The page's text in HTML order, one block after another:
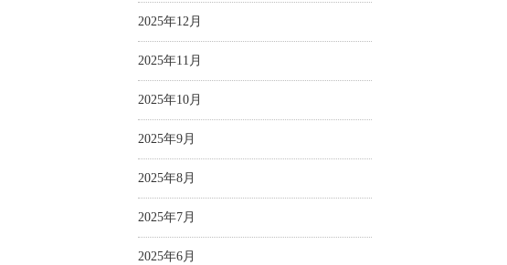
2025年12月
2025年11月
2025年10月
2025年9月
2025年8月
2025年7月
2025年6月